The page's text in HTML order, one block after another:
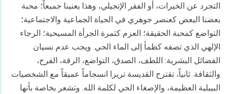
التجرد عن الخيرات، أو الفقر الإنجيلي، وهذا يعنينا جميعاً؛ محبة
بعضنا البعض كعنصر جوهري في الحياة الجماعية والاجتماعية؛
التواضع كمحبة الحقيقة؛ العزم كثمرة الجرأة المسيحية؛ الرجاء
الإلهي الذي تصفه كظمأ إلى الماء الحي. ويجب عدم نسيان
الفضائل البشرية: اللطف، الصدق، التواضع، الرقة، الفرح،
والثقافة. ثانياً، تقترح القديسة تريزا انسجاماً عميقاً مع الشخصيات
البيبلية العظيمة، والإصغاء الحي لكلمة الله. وتشعر بخاصة بأنها